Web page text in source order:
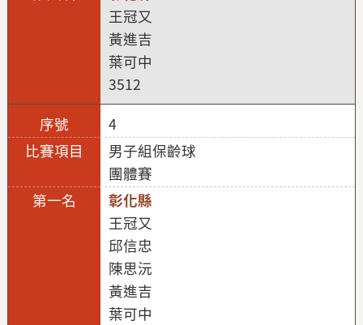
王冠又
黃進吉
葉可中
3512
4
男子組保齡球
團體賽
彰化縣
王冠又
邱信忠
陳思沅
黃進吉
葉可中